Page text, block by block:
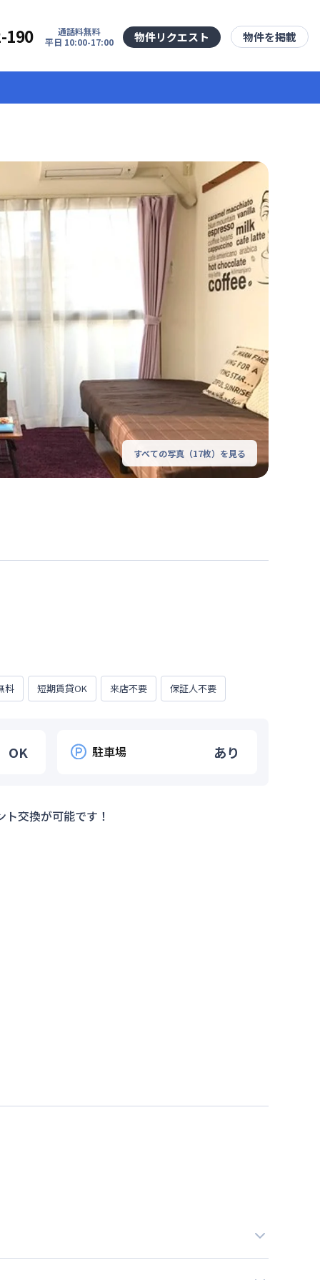
190
通話料無料
平日 10:00-17:00
物件リクエスト 物件を掲載
すべての写真（17枚）を見る
料 短期賃貸OK 来店不要 保証人不要
OK 駐車場 あり
交換が可能です！